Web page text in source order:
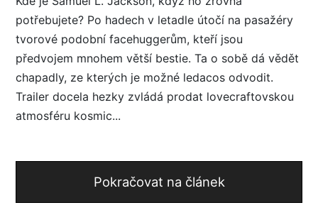
potřebujete? Po hadech v letadle útočí na pasažéry
tvorové podobní facehuggerům, kteří jsou
předvojem mnohem větší bestie. Ta o sobě dá vědět
chapadly, ze kterých je možné ledacos odvodit.
Trailer docela hezky zvládá prodat lovecraftovskou
atmosféru kosmic...
Pokračovat na článek